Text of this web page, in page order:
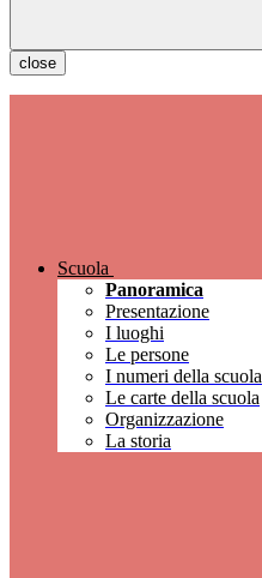
close
Scuola
Panoramica
Presentazione
I luoghi
Le persone
I numeri della scuola
Le carte della scuola
Organizzazione
La storia